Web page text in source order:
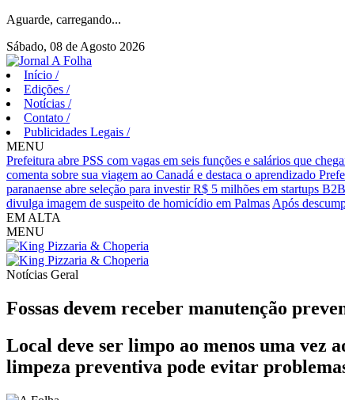
Aguarde, carregando...
Sábado, 08 de Agosto 2026
Início /
Edições /
Notícias /
Contato /
Publicidades Legais /
MENU
Prefeitura abre PSS com vagas em seis funções e salários que
comenta sobre sua viagem ao Canadá e destaca o aprendizado
paranaense abre seleção para investir R$ 5 milhões em startups
divulga imagem de suspeito de homicídio em Palmas Após
EM ALTA
MENU
Notícias Geral
Fossas devem receber manutenção
Local deve ser limpo ao menos uma vez
limpeza preventiva pode evitar